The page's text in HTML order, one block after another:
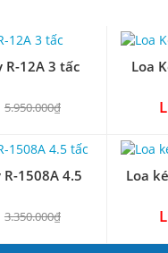
R-12A 3 tấc
5.950.000₫
Loa
1508A 4.5
3.350.000₫
Loa